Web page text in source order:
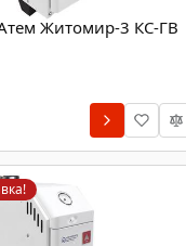
Житомир-3 КС-ГВ